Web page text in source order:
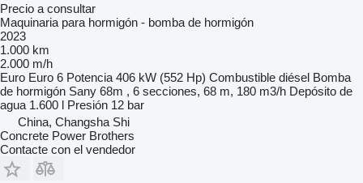
Precio a consultar
Maquinaria para hormigón - bomba de hormigón
2023
1.000 km
2.000 m/h
Euro Euro 6 Potencia 406 kW (552 Hp) Combustible diésel Bomba
de hormigón Sany 68m , 6 secciones, 68 m, 180 m3/h Depósito de
agua 1.600 l Presión 12 bar
China, Changsha Shi
Concrete Power Brothers
Contacte con el vendedor